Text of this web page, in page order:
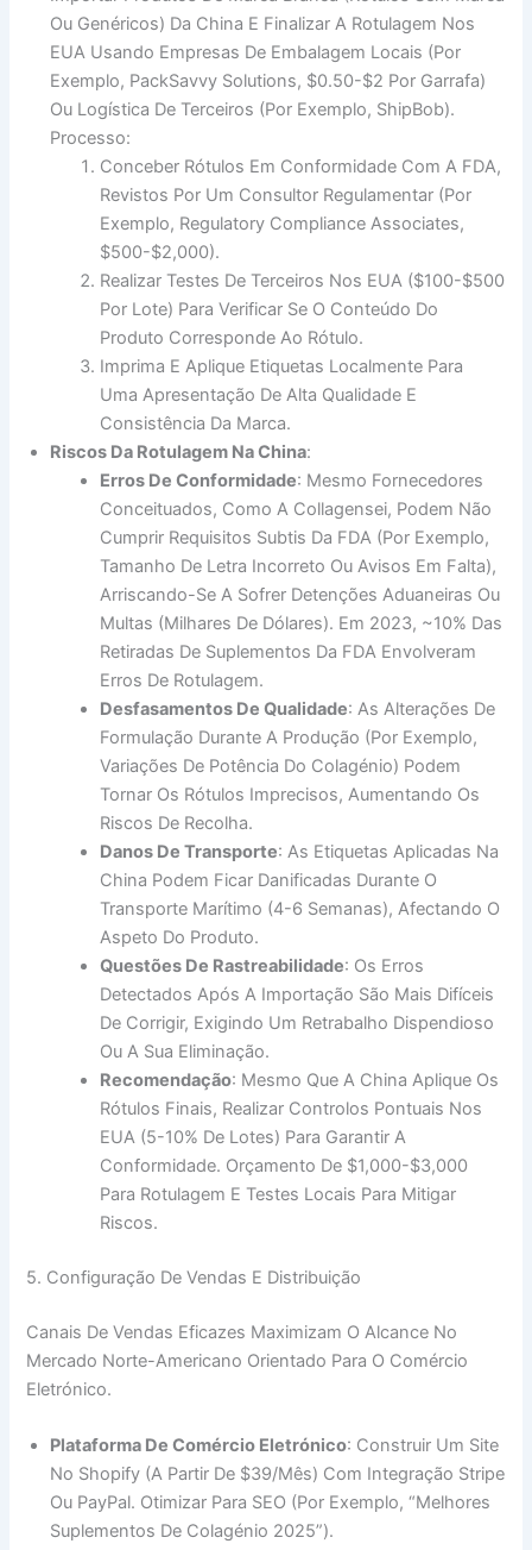
Ou Genéricos) Da China E Finalizar A Rotulagem Nos
EUA Usando Empresas De Embalagem Locais (por
Exemplo, PackSavvy Solutions, $0.50-$2 Por Garrafa)
Ou Logística De Terceiros (por Exemplo, ShipBob).
Processo:
Conceber Rótulos Em Conformidade Com A FDA,
Revistos Por Um Consultor Regulamentar (por
Exemplo, Regulatory Compliance Associates,
$500-$2,000).
Realizar Testes De Terceiros Nos EUA ($100-$500
Por Lote) Para Verificar Se O Conteúdo Do
Produto Corresponde Ao Rótulo.
Imprima E Aplique Etiquetas Localmente Para
Uma Apresentação De Alta Qualidade E
Consistência Da Marca.
Riscos Da Rotulagem Na China:
Erros De Conformidade: Mesmo Fornecedores
Conceituados, Como A Collagensei, Podem Não
Cumprir Requisitos Subtis Da FDA (por Exemplo,
Tamanho De Letra Incorreto Ou Avisos Em Falta),
Arriscando-Se A Sofrer Detenções Aduaneiras Ou
Multas (milhares De Dólares). Em 2023, ~10% Das
Retiradas De Suplementos Da FDA Envolveram
Erros De Rotulagem.
Desfasamentos De Qualidade: As Alterações De
Formulação Durante A Produção (por Exemplo,
Variações De Potência Do Colagénio) Podem
Tornar Os Rótulos Imprecisos, Aumentando Os
Riscos De Recolha.
Danos De Transporte: As Etiquetas Aplicadas Na
China Podem Ficar Danificadas Durante O
Transporte Marítimo (4-6 Semanas), Afectando O
Aspeto Do Produto.
Questões De Rastreabilidade: Os Erros
Detectados Após A Importação São Mais Difíceis
De Corrigir, Exigindo Um Retrabalho Dispendioso
Ou A Sua Eliminação.
Recomendação: Mesmo Que A China Aplique Os
Rótulos Finais, Realizar Controlos Pontuais Nos
EUA (5-10% De Lotes) Para Garantir A
Conformidade. Orçamento De $1,000-$3,000
Para Rotulagem E Testes Locais Para Mitigar
Riscos.
5. Configuração De Vendas E Distribuição
Canais De Vendas Eficazes Maximizam O Alcance No
Mercado Norte-Americano Orientado Para O Comércio
Eletrónico.
Plataforma De Comércio Eletrónico: Construir Um Site
No Shopify (a Partir De $39/mês) Com Integração Stripe
Ou PayPal. Otimizar Para SEO (por Exemplo, “melhores
Suplementos De Colagénio 2025”).